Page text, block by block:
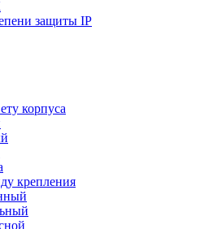
защиты IP
корпуса
крепления